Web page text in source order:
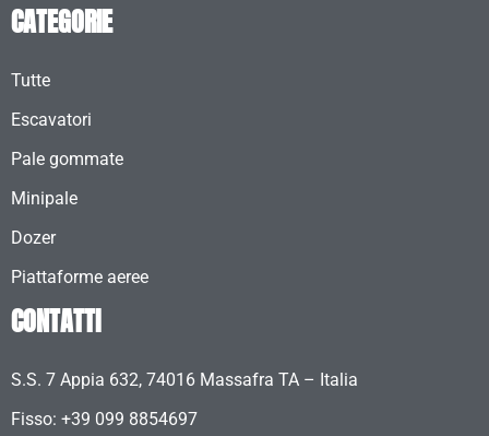
CATEGORIE
Tutte
Escavatori
Pale gommate
Minipale
Dozer
Piattaforme aeree
CONTATTI
S.S. 7 Appia 632, 74016 Massafra TA – Italia
Fisso: +39 099 8854697